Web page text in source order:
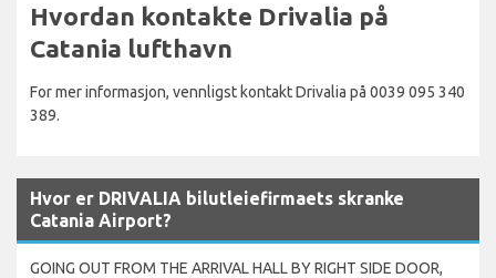
Hvordan kontakte Drivalia på
Catania lufthavn
For mer informasjon, vennligst kontakt Drivalia på 0039 095 340
389.
Hvor er DRIVALIA bilutleiefirmaets skranke
Catania Airport?
GOING OUT FROM THE ARRIVAL HALL BY RIGHT SIDE DOOR,